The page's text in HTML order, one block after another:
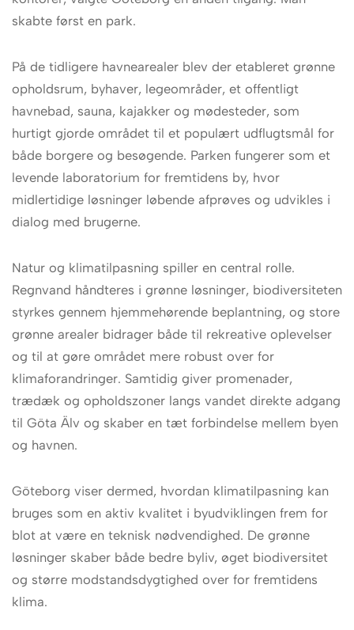
skabte først en park.
På de tidligere havnearealer blev der etableret grønne
opholdsrum, byhaver, legeområder, et offentligt
havnebad, sauna, kajakker og mødesteder, som
hurtigt gjorde området til et populært udflugtsmål for
både borgere og besøgende. Parken fungerer som et
levende laboratorium for fremtidens by, hvor
midlertidige løsninger løbende afprøves og udvikles i
dialog med brugerne.
Natur og klimatilpasning spiller en central rolle.
Regnvand håndteres i grønne løsninger, biodiversiteten
styrkes gennem hjemmehørende beplantning, og store
grønne arealer bidrager både til rekreative oplevelser
og til at gøre området mere robust over for
klimaforandringer. Samtidig giver promenader,
trædæk og opholdszoner langs vandet direkte adgang
til Göta Älv og skaber en tæt forbindelse mellem byen
og havnen.
Göteborg viser dermed, hvordan klimatilpasning kan
bruges som en aktiv kvalitet i byudviklingen frem for
blot at være en teknisk nødvendighed. De grønne
løsninger skaber både bedre byliv, øget biodiversitet
og større modstandsdygtighed over for fremtidens
klima.